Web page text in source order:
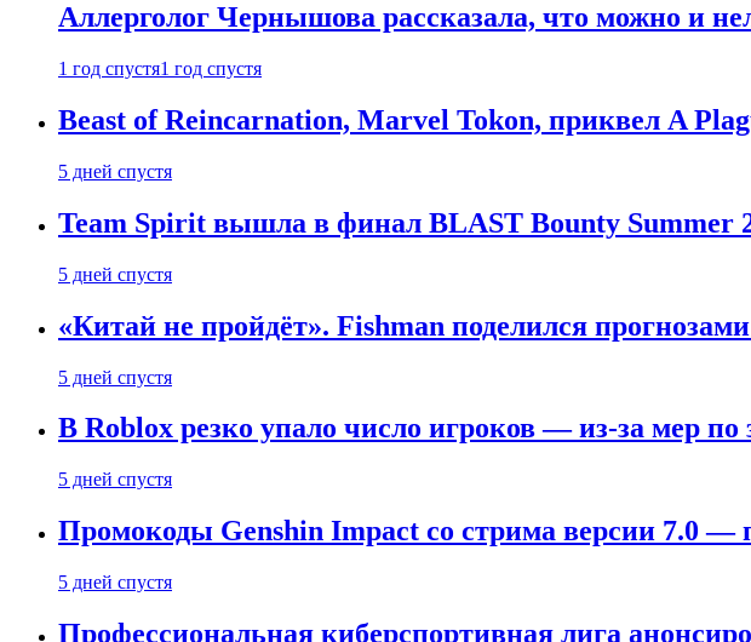
Аллерголог Чернышова рассказала, что можно и
1 год спустя1 год спустя
Beast of Reincarnation, Marvel Tokon, приквел A
5 дней спустя
Team Spirit вышла в финал BLAST Bounty Summer
5 дней спустя
«Китай не пройдёт». Fishman поделился
5 дней спустя
В Roblox резко упало число игроков — из-за мер по
5 дней спустя
Промокоды Genshin Impact со стрима версии 7.0 —
5 дней спустя
Профессиональная киберспортивная лига